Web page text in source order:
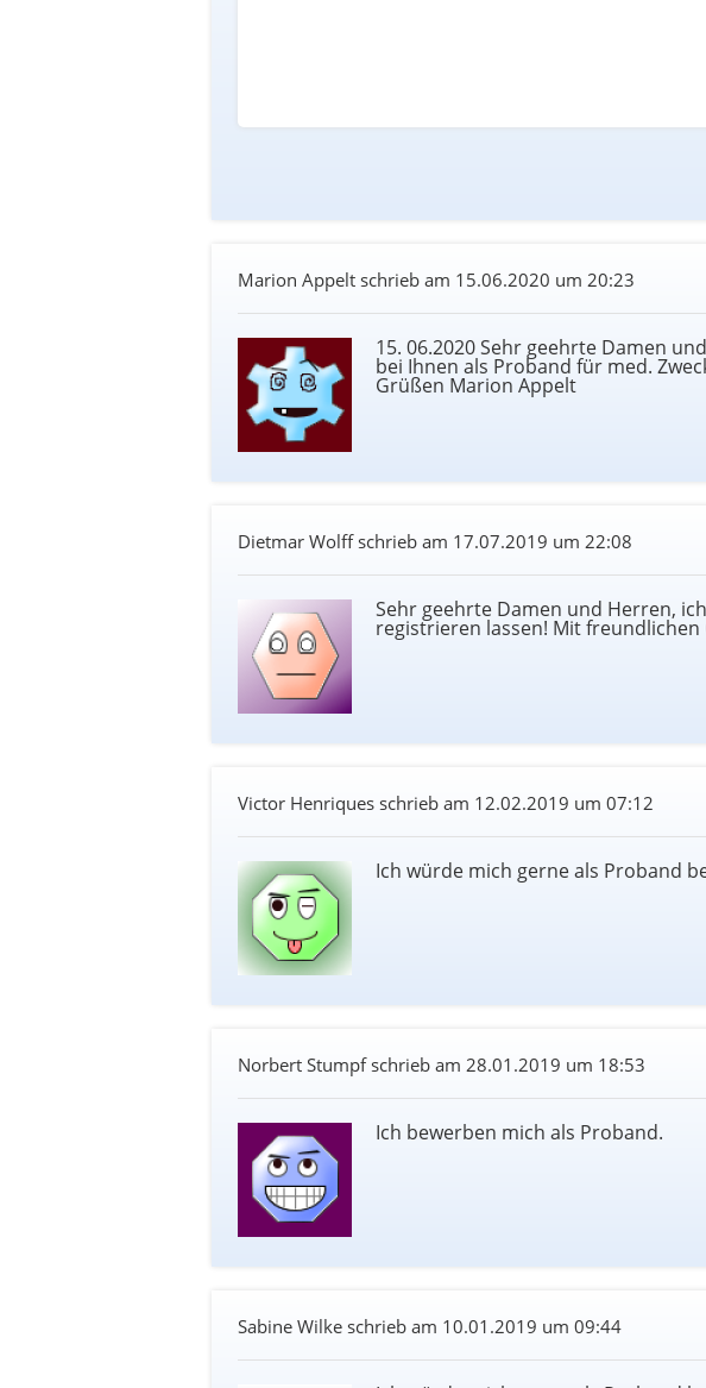
Marion Appelt schrieb am 15.06.2020 um 20:23
15. 06.2020 Sehr geehrte Damen
bei Ihnen als Proband für med.
Grüßen Marion Appelt
Dietmar Wolff schrieb am 17.07.2019 um 22:08
Sehr geehrte Damen und Herren,
registrieren lassen! Mit
Victor Henriques schrieb am 12.02.2019 um 07:12
Ich würde mich gerne als Proband
Norbert Stumpf schrieb am 28.01.2019 um 18:53
Ich bewerben mich als Proband.
Sabine Wilke schrieb am 10.01.2019 um 09:44